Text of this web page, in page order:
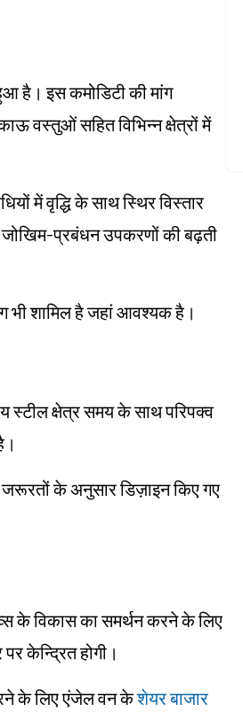
है। इस कमोडिटी की मांग
वस्तुओं सहित विभिन्न क्षेत्रों में
में वृद्धि के साथ स्थिर विस्तार
जोखिम-प्रबंधन उपकरणों की बढ़ती
भी शामिल है जहां आवश्यक है।
स्टील क्षेत्र समय के साथ परिपक्व
जरूरतों के अनुसार डिज़ाइन किए गए
के विकास का समर्थन करने के लिए
केन्द्रित होगी।
के लिए एंजेल वन केशेयर बाजार